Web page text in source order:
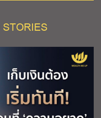
STORIES